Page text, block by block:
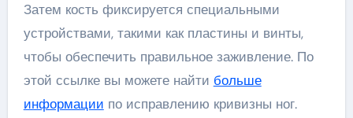
Затем кость фиксируется специальными
устройствами, такими как пластины и винты,
чтобы обеспечить правильное заживление. По
этой ссылке вы можете найти больше
информации по исправлению кривизны ног.